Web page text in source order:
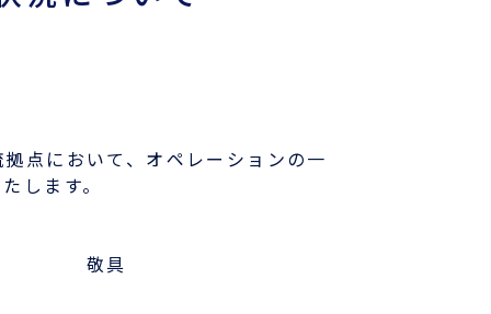
B/L発行店
点において、オペレーションの一
します。